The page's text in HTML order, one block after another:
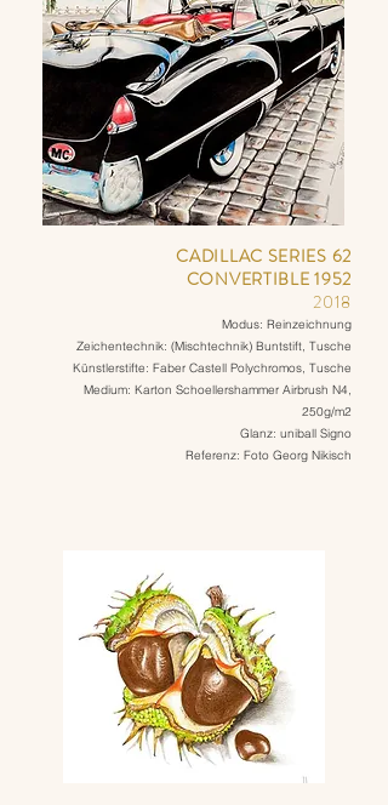
CADILLAC SERIES 62
CONVERTIBLE 1952
2018
Modus: Reinzeichnung
Zeichentechnik: (Mischtechnik) Buntstift, Tusche
Künstlerstifte: Faber Castell Polychromos, Tusche
Medium: Karton Schoellershammer Airbrush N4,
250g/m2
Glanz: uniball Signo
Referenz: Foto Georg Nikisch